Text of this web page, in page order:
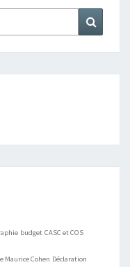
budget CASC et COS
Maurice Cohen Déclaration